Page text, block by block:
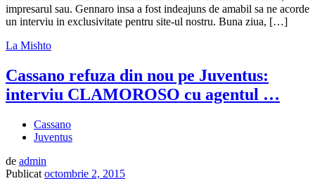
impresarul sau. Gennaro insa a fost indeajuns de amabil sa ne acorde
un interviu in exclusivitate pentru site-ul nostru. Buna ziua, […]
La Mishto
Cassano refuza din nou pe Juventus:
interviu CLAMOROSO cu agentul …
Cassano
Juventus
de admin
Publicat octombrie 2, 2015